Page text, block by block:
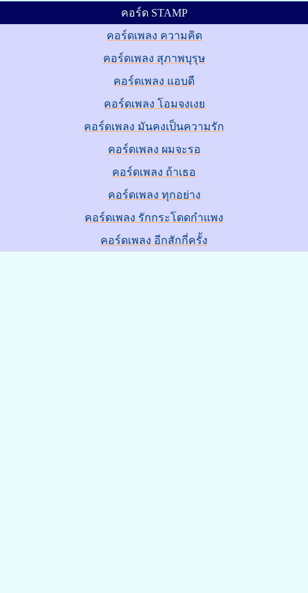
คอร์ด STAMP
คอร์ดเพลง ความคิด
คอร์ดเพลง สุภาพบุรุษ
คอร์ดเพลง แอบดี
คอร์ดเพลง โอมจงเงย
คอร์ดเพลง มันคงเป็นความรัก
คอร์ดเพลง ผมจะรอ
คอร์ดเพลง ถ้าเธอ
คอร์ดเพลง ทุกอย่าง
คอร์ดเพลง รักกระโดดกำแพง
คอร์ดเพลง อีกสักกี่ครั้ง